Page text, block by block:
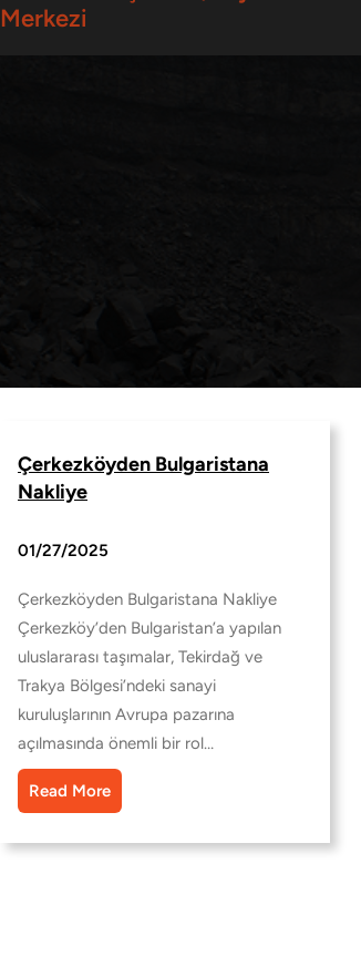
Merkezi
Çerkezköyden Bulgaristana
Nakliye
01/27/2025
Çerkezköyden Bulgaristana Nakliye
Çerkezköy’den Bulgaristan’a yapılan
uluslararası taşımalar, Tekirdağ ve
Trakya Bölgesi’ndeki sanayi
kuruluşlarının Avrupa pazarına
açılmasında önemli bir rol…
Read More